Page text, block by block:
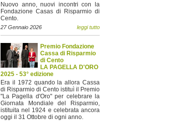
Nuovo anno, nuovi incontri con la
Fondazione Casas di Risparmio di
Cento.
27 Gennaio 2026 leggi tutto
Premio Fondazione
Cassa di Risparmio
di Cento
LA PAGELLA D'ORO
2025 - 53° edizione
Era il 1972 quando la allora Cassa
di Risparmio di Cento istituì il Premio
"La Pagella d'Oro" per celebrare la
Giornata Mondiale del Risparmio,
istituita nel 1924 e celebrata ancora
oggi il 31 Ottobre di ogni anno.